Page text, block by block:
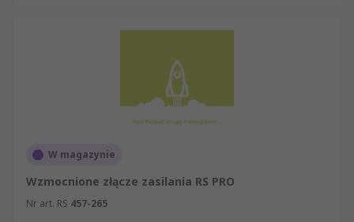
W magazynie
Wzmocnione złącze zasilania RS PRO
Nr art. RS 457-265